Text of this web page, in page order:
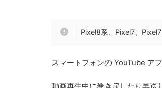
Pixel8系、Pixel7、
スマートフォンの YouTube ア